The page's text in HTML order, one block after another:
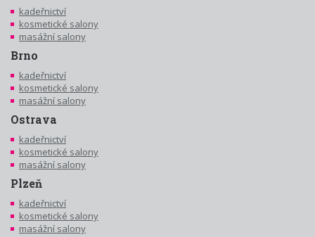
kadeřnictví
kosmetické salony
masážní salony
Brno
kadeřnictví
kosmetické salony
masážní salony
Ostrava
kadeřnictví
kosmetické salony
masážní salony
Plzeň
kadeřnictví
kosmetické salony
masážní salony